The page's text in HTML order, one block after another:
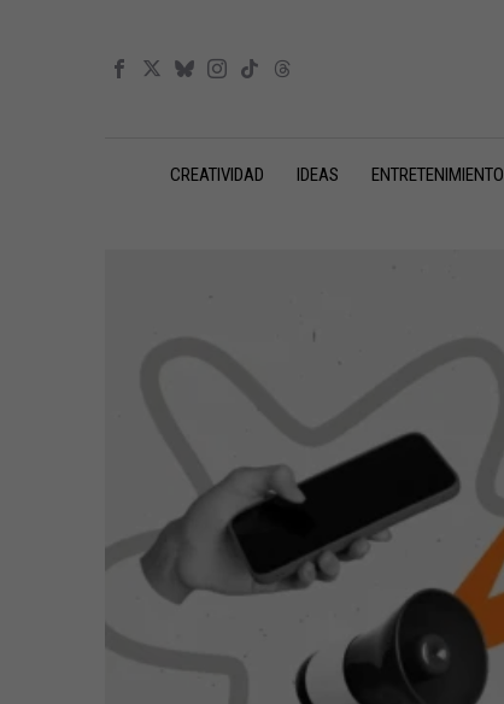
CREATIVIDAD IDEAS ENTRETENIMIENTO